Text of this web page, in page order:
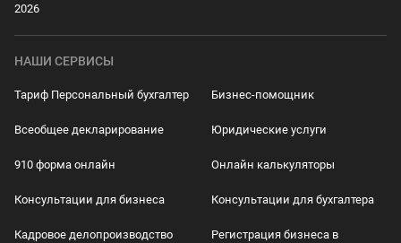
2026
НАШИ СЕРВИСЫ
Тариф Персональный бухгалтер Бизнес-помощник
Всеобщее декларирование Юридические услуги
910 форма онлайн Онлайн калькуляторы
Консультации для бизнеса Консультации для бухгалтера
Кадровое делопроизводство
Регистрация бизнеса в